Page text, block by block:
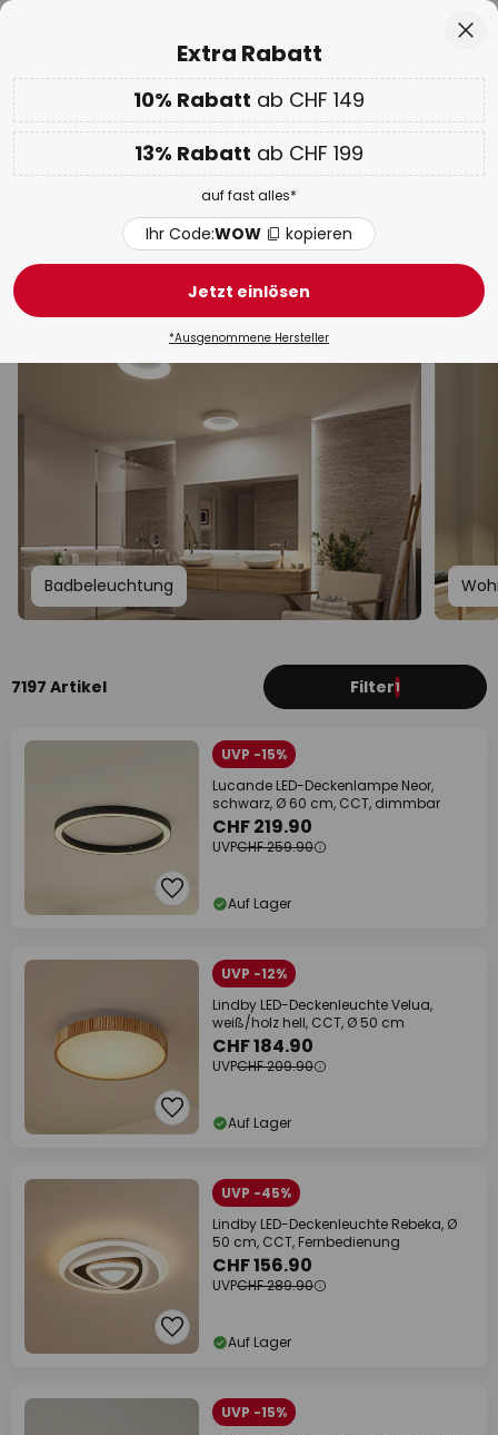
Nur
01D 13H 21M 48S
10% ab CHF 149 & 13% ab CHF 199 extraauf fast alles
Code:WOW kopieren
WOW Week:Bis zu -70%
Innenleuchten Kunststoff
Wandleuchten Pendelleuchten
Badbeleuchtung
7197 Artikel Filter1
UVP -15%
Lucande LED-Deckenlampe Neor,
schwarz, Ø 60 cm, CCT, dimmbar
CHF 219.90
UVPCHF 259.90
Auf Lager
UVP -12%
Lindby LED-Deckenleuchte Velua,
weiß/holz hell, CCT, Ø 50 cm
CHF 184.90
UVPCHF 209.90
Auf Lager
UVP -45%
Lindby LED-Deckenleuchte Rebeka, Ø
50 cm, CCT, Fernbedienung
CHF 156.90
UVPCHF 289.90
Auf Lager
UVP -15%
Extra Rabatt
10% Rabatt ab CHF 149
13% Rabatt ab CHF 199
auf fast alles*
Ihr Code:WOW kopieren
Jetzt einlösen
*Ausgenommene Hersteller